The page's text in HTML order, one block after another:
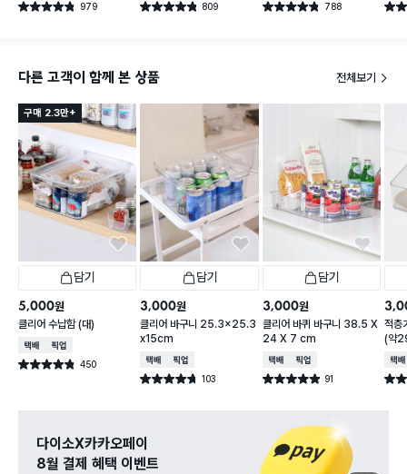
별점 4.8점 979
건 작성 별점 4.8점 809
건 작성 별점 4.8점 788
건 작성 별점
다른 고객이 함께 본 상품 전체보기
구매 2.3만+
담기
5,000원
클리어 수납함 (대)
택배배송매장픽업
별점 4.8점 450
건 작성
담기
3,000원
클리어 바구니 25.3x25.3
x15cm
택배배송매장픽업
별점 4.7점 103
건 작성
담기
3,000원
클리어 바퀴 바구니 38.5 X
24 X 7 cm
택배배송매장픽업
별점 4.9점 91
건 작성
적층
(약
택배
별점
다이소X카카오페이
8월 결제 혜택 이벤트